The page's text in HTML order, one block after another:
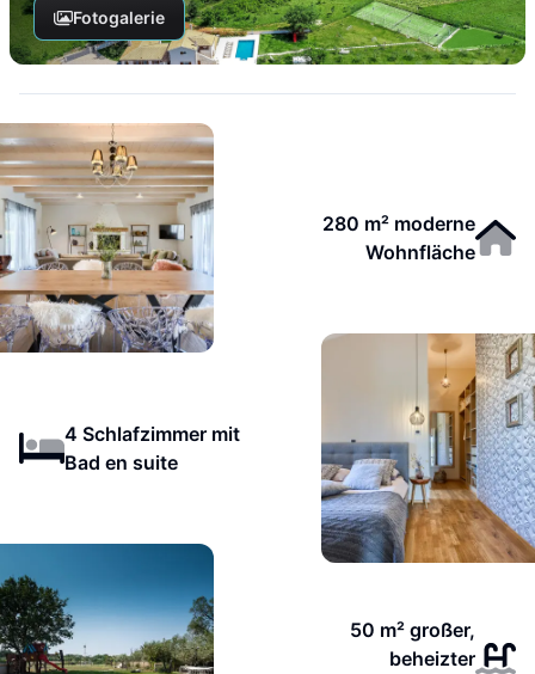
Fotogalerie
280 m² moderne
Wohnfläche
4 Schlafzimmer mit
Bad en suite
50 m² großer,
beheizter